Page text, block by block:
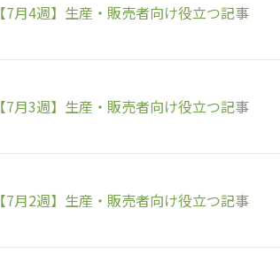
【7月4週】生産・販売者向け役立つ記事
【7月3週】生産・販売者向け役立つ記事
【7月2週】生産・販売者向け役立つ記事